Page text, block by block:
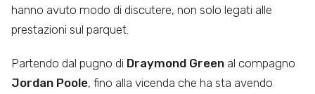
hanno avuto modo di discutere, non solo legati alle
prestazioni sul parquet.
Partendo dal pugno di Draymond Green al compagno
Jordan Poole, fino alla vicenda che ha sta avendo